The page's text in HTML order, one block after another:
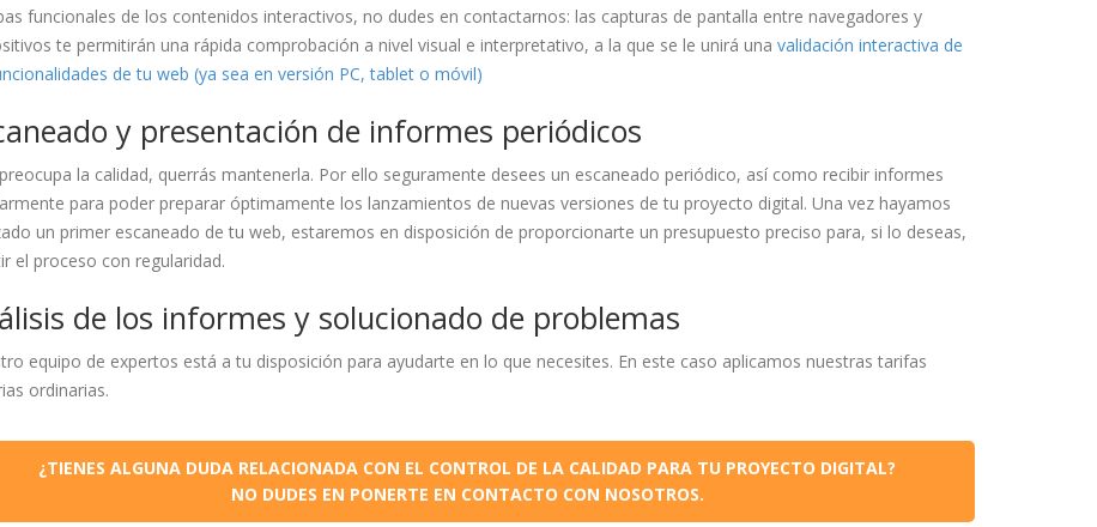
funcionales de los contenidos interactivos, no dudes en contactarnos: las capturas de pantalla entre navegadores y
te permitirán una rápida comprobación a nivel visual e interpretativo, a la que se le unirá una validación interactiva de
de tu web (ya sea en versión PC, tablet o móvil)
y presentación de informes periódicos
la calidad, querrás mantenerla. Por ello seguramente desees un escaneado periódico, así como recibir informes
para poder preparar óptimamente los lanzamientos de nuevas versiones de tu proyecto digital. Una vez hayamos
un primer escaneado de tu web, estaremos en disposición de proporcionarte un presupuesto preciso para, si lo deseas,
el proceso con regularidad.
de los informes y solucionado de problemas
equipo de expertos está a tu disposición para ayudarte en lo que necesites. En este caso aplicamos nuestras tarifas
ordinarias.
¿TIENES ALGUNA DUDA RELACIONADA CON EL CONTROL DE LA CALIDAD PARA TU PROYECTO DIGITAL?
NO DUDES EN PONERTE EN CONTACTO CON NOSOTROS.